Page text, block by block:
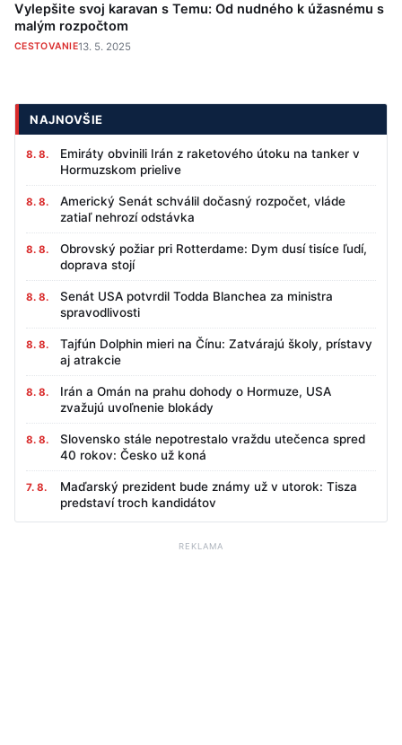
Vylepšite svoj karavan s Temu: Od nudného k úžasnému s
malým rozpočtom
CESTOVANIE13. 5. 2025
NAJNOVŠIE
8. 8.
Emiráty obvinili Irán z raketového útoku na tanker v
Hormuzskom prielive
8. 8.
Americký Senát schválil dočasný rozpočet, vláde
zatiaľ nehrozí odstávka
8. 8.
Obrovský požiar pri Rotterdame: Dym dusí tisíce ľudí,
doprava stojí
8. 8.
Senát USA potvrdil Todda Blanchea za ministra
spravodlivosti
8. 8.
Tajfún Dolphin mieri na Čínu: Zatvárajú školy, prístavy
aj atrakcie
8. 8.
Irán a Omán na prahu dohody o Hormuze, USA
zvažujú uvoľnenie blokády
8. 8.
Slovensko stále nepotrestalo vraždu utečenca spred
40 rokov: Česko už koná
7. 8.
Maďarský prezident bude známy už v utorok: Tisza
predstaví troch kandidátov
REKLAMA